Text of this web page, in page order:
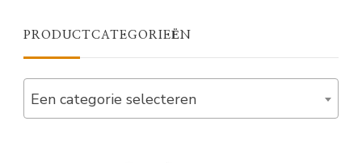
PRODUCTCATEGORIEËN
Een categorie selecteren